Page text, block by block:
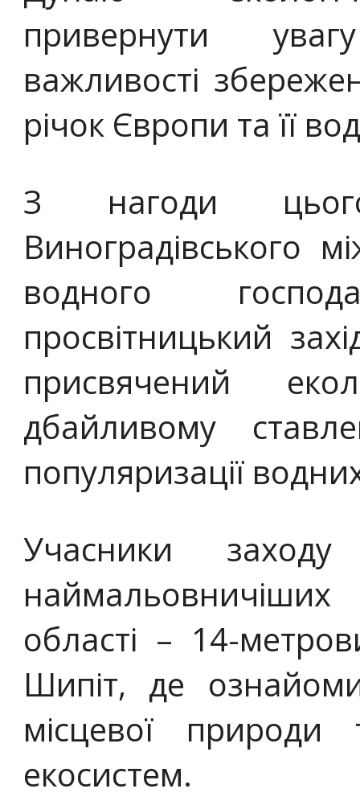
привернути
важливості
річок Європи та її
З нагоди
Виноградівського
водного
просвітницький
присвячений
дбайливому
популяризації
Учасники
області – 14-
Шипіт, де
місцевої
екосистем.